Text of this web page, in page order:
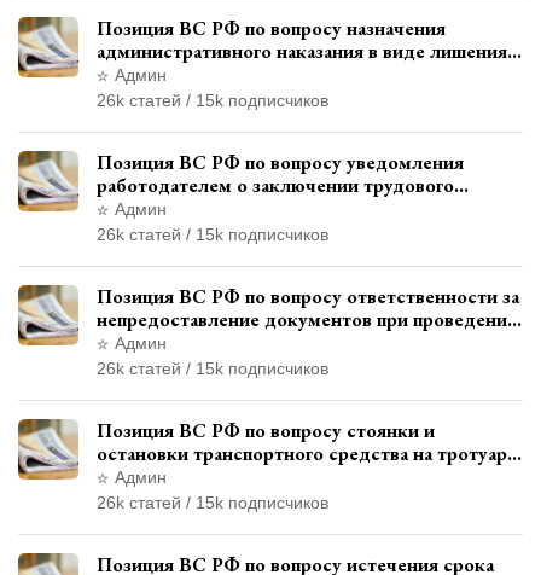
Позиция ВС РФ по вопросу назначения
административного наказания в виде лишения
права управления транспортными средствами
Админ
26k статей / 15k подписчиков
Позиция ВС РФ по вопросу уведомления
работодателем о заключении трудового
договора с бывшим государственным
служащим
Админ
26k статей / 15k подписчиков
Позиция ВС РФ по вопросу ответственности за
непредоставление документов при проведении
контроля и надзора
Админ
26k статей / 15k подписчиков
Позиция ВС РФ по вопросу стоянки и
остановки транспортного средства на тротуаре
и квалификации административного
правонарушения
Админ
26k статей / 15k подписчиков
Позиция ВС РФ по вопросу истечения срока